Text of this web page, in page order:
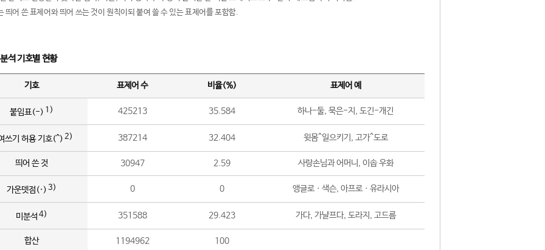
띄어 쓴 표제어와 띄어 쓰는 것이 원칙이되 붙여 쓸 수 있는 표제어를 포함함.
석 기호별 현황
기호 표제어 수 비율(%) 표제어 예
붙임표(-) 1) 425213 35.584 하나-둘, 묵은-지, 도긴-개긴
쓰기 허용 기호(^) 2) 387214 32.404 윗몸^일으키기, 고가^도로
띄어 쓴 것 30947 2.59 사랑손님과 어머니, 이솝 우화
가운뎃점(·) 3) 0 0 앵글로ㆍ색슨, 아프로ㆍ유라시아
미분석 4) 351588 29.423 가다, 가냘프다, 도라지, 고드름
합산 1194962 100